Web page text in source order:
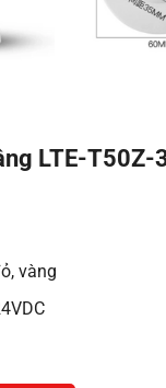
LTE-
vàng